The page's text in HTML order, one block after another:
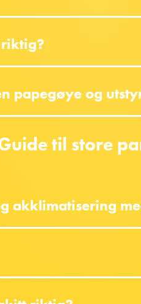
papegøye og
til store
akklimatisering